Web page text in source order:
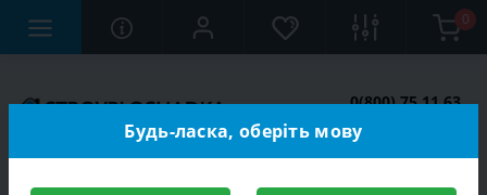
0
0(800) 75 11 63
Будь-ласка, оберіть мову